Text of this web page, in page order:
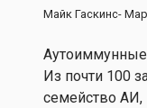
Майк Гаскинс-
Аутоиммунные
Из почти 100
семейство